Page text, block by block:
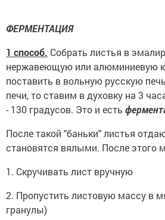
ФЕРМЕНТАЦИЯ
1 способ. Собрать листья в
нержавеющую или алюминиевую
поставить в вольную русскую
печи, то ставим в духовку на 3
- 130 градусов. Это и есть
После такой "баньки" листья
становятся вялыми. После этого
1. Скручивать лист вручную
2. Пропустить листовую массу в
гранулы)